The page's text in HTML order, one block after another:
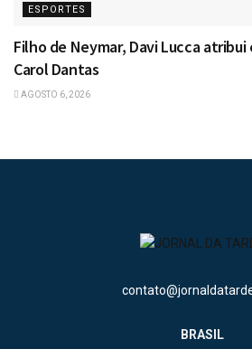
ESPORTES
Filho de Neymar, Davi Lucca atribui
Carol Dantas
AGOSTO 6, 2026
BRASIL